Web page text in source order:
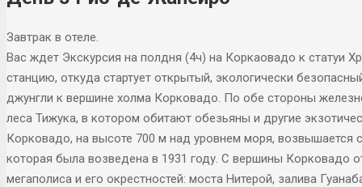
Завтрак в отеле.
Вас ждет Экскурсия на полдня (4ч) на Коркаовадо к статуи
станцию, откуда стартует открытый, экологически
джунгли к вершине холма Корковадо. По обе стороны
леса Тижука, в котором обитают обезьяны и другие
Корковадо, на высоте 700 м над уровнем моря, возвышается
которая была возведена в 1931 году. С вершины Корковадо
мегаполиса и его окрестностей: моста Нитерой, залива